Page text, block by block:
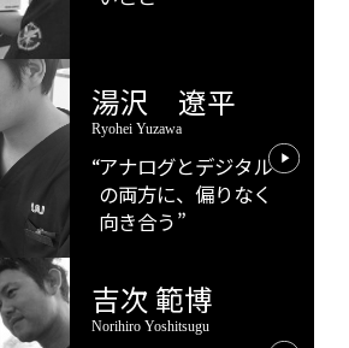
湯沢 遼平
Ryohei Yuzawa
アナログとデジタル
の両方に、偏りなく
向き合う
吉次 範博
Norihiro Yoshitsugu